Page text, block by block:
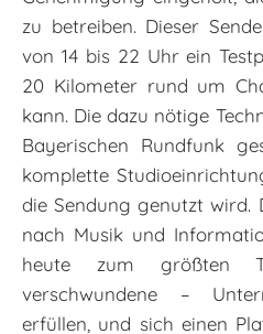
zu betreiben. Dieser
von 14 bis 22 Uhr ein
20 Kilometer rund um
kann. Die dazu nötige
Bayerischen Rundfunk
komplette
die Sendung genutzt wird.
nach Musik und
heute zum größten
verschwundene –
erfüllen, und sich einen